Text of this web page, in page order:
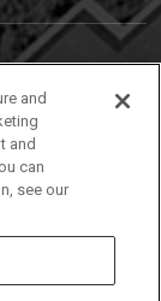
and
and
can
see our